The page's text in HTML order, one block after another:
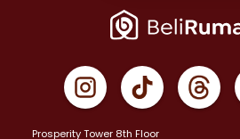
Properti Dijual di Jakarta
Properti Dijual di Gambir >
Properti Dijual di Johar Baru >
Prosperity Tower 8th Floor